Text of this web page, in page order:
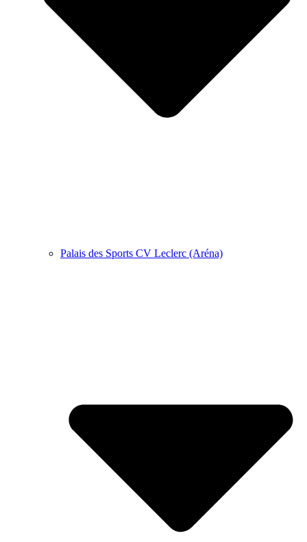
Palais des Sports CV Leclerc (Aréna)